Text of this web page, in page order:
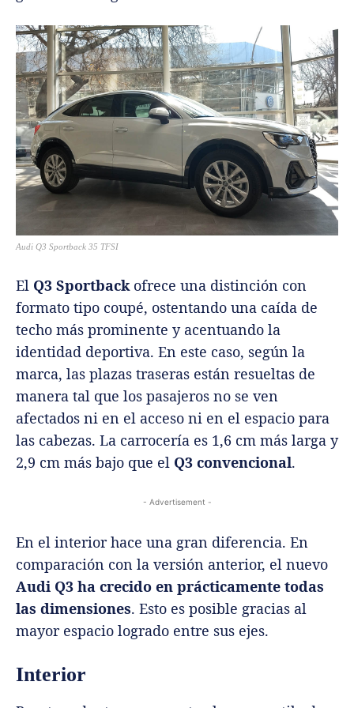
Audi Q3 Sportback 35 TFSI
El Q3 Sportback ofrece una distinción con
formato tipo coupé, ostentando una caída de
techo más prominente y acentuando la
identidad deportiva. En este caso, según la
marca, las plazas traseras están resueltas de
manera tal que los pasajeros no se ven
afectados ni en el acceso ni en el espacio para
las cabezas. La carrocería es 1,6 cm más larga y
2,9 cm más bajo que el Q3 convencional.
- Advertisement -
En el interior hace una gran diferencia. En
comparación con la versión anterior, el nuevo
Audi Q3 ha crecido en prácticamente todas
las dimensiones. Esto es posible gracias al
mayor espacio logrado entre sus ejes.
Interior